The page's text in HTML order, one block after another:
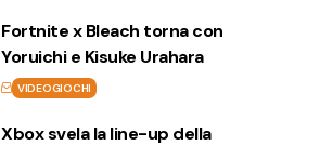
Fortnite x Bleach torna con
Yoruichi e Kisuke Urahara
VIDEOGIOCHI
Xbox svela la line-up della